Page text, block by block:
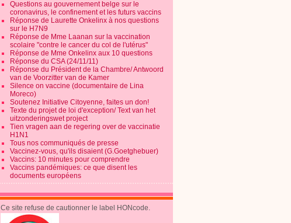
Questions au gouvernement belge sur le
coronavirus, le confinement et les futurs vaccins
Réponse de Laurette Onkelinx à nos questions
sur le H7N9
Réponse de Mme Laanan sur la vaccination
scolaire "contre le cancer du col de l'utérus"
Réponse de Mme Onkelinx aux 10 questions
Réponse du CSA (24/11/11)
Réponse du Président de la Chambre/ Antwoord
van de Voorzitter van de Kamer
Silence on vaccine (documentaire de Lina
Moreco)
Soutenez Initiative Citoyenne, faites un don!
Texte du projet de loi d'exception/ Text van het
uitzonderingswet project
Tien vragen aan de regering over de vaccinatie
H1N1
Tous nos communiqués de presse
Vaccinez-vous, qu'ils disaient (G.Goetghebuer)
Vaccins: 10 minutes pour comprendre
Vaccins pandémiques: ce que disent les
documents européens
Ce site refuse de cautionner le label HONcode.